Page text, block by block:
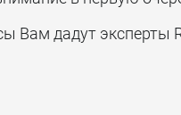
Вам дадут эксперты